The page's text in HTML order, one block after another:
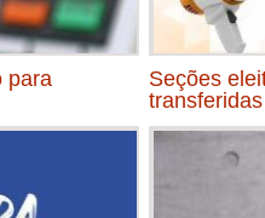
para
Seções